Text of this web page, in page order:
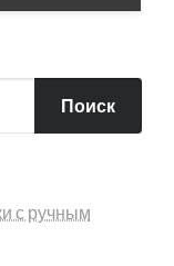
Поиск
с ручным